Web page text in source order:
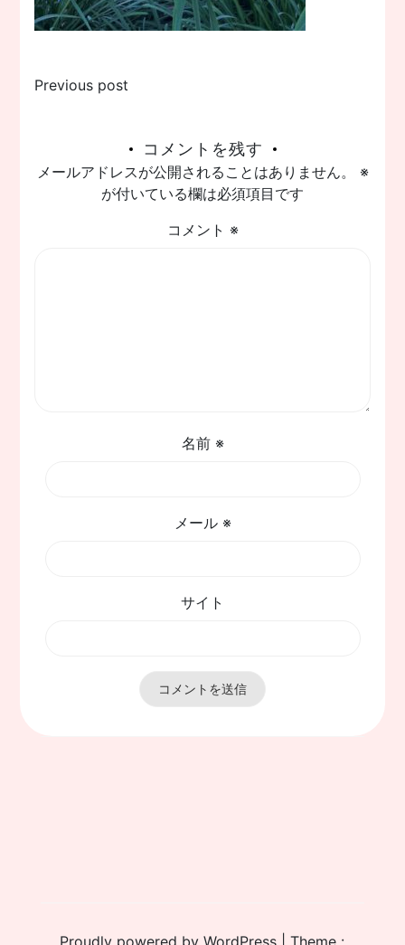
投
ナ
Previous post
コメントを残す
メールアドレスが公開されることはありません。
※
が付いている欄は必須項目です
コメント ※
名前 ※
メール ※
サイト
Proudly powered by WordPress |Theme :